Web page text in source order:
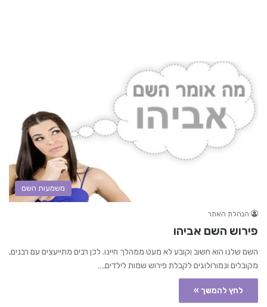
משמעות השם
הנהלת האתר
פירוש השם אביהו
השם שלנו הוא חשוב וקובע לא מעט ממהלך חיינו. לכן רבים מתייעצים עם רבנים,
מקובלים ונמורולוגים לקבלת פירוש שמות לילדים,…
לחץ להמשך »